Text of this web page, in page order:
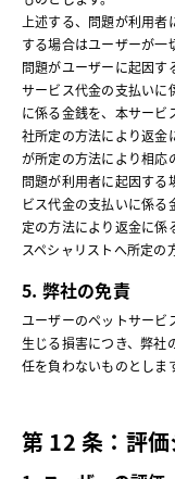
上述する、問題が利用
する場合はユーザーが一
問題がユーザーに起因す
サービス代金の支払いに
に係る金銭を、本サー
社所定の方法により返金
が所定の方法により相応
問題が利用者に起因する
ビス代金の支払いに係
定の方法により返金に係
スペシャリストへ所定の
5. 弊社の免責
ユーザーのペットサービ
生じる損害につき、弊社
任を負わないものとしま
第 12 条：評